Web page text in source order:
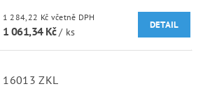
1 284,22 Kč včetně DPH
1 061,34 Kč/ ks
DETAIL
16013 ZKL